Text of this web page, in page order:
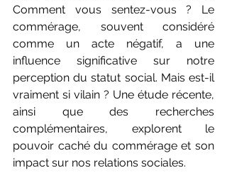
Comment vous sentez-vous ? Le
commérage, souvent considéré
comme un acte négatif, a une
influence significative sur notre
perception du statut social. Mais est-il
vraiment si vilain ? Une étude récente,
ainsi que des recherches
complémentaires, explorent le
pouvoir caché du commérage et son
impact sur nos relations sociales.